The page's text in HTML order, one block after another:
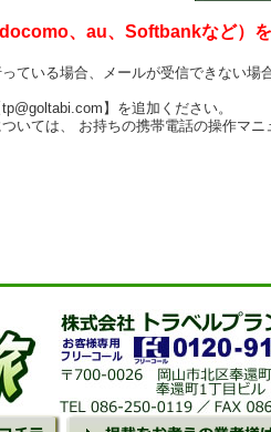
、au、Softbankなど）を
ている場合、メールが受信できない場
】を追加ください。
いては、 お持ちの携帯電話の操作マ